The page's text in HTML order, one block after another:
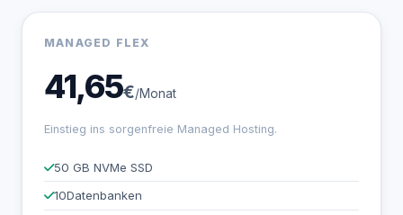
MANAGED FLEX
€
41,65 /Monat
Einstieg ins sorgenfreie Managed Hosting.
50 GB NVMe SSD
10Datenbanken